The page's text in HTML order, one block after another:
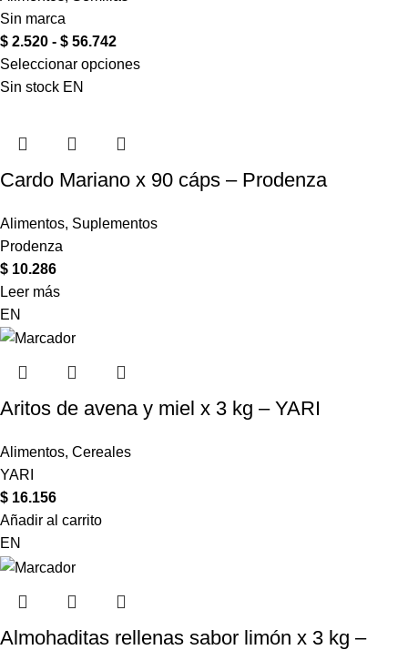
Sin marca
$ 2.520 - $ 56.742
Seleccionar opciones
Sin stock EN
Cardo Mariano x 90 cáps – Prodenza
Alimentos, Suplementos
Prodenza
$ 10.286
Leer más
EN
Aritos de avena y miel x 3 kg – YARI
Alimentos, Cereales
YARI
$ 16.156
Añadir al carrito
EN
Almohaditas rellenas sabor limón x 3 kg –